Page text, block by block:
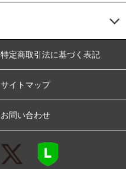
特定商取引法に基づく表記
サイトマップ
お問い合わせ